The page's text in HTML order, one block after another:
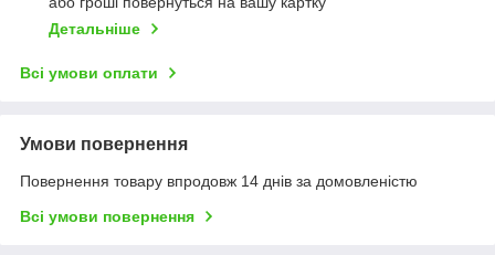
Детальніше
Всі умови оплати
Умови повернення
Повернення товару впродовж 14 днів за домовленістю
Всі умови повернення